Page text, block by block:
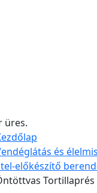
üres.
és
előkészítő
Tortillaprés